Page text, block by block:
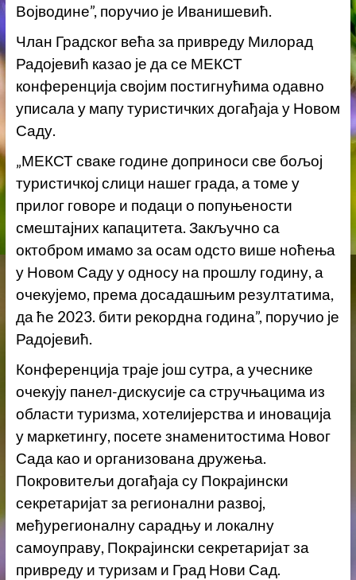
Војводине”, поручио је Иванишевић.
Члан Градског већа за привреду Милорад
Радојевић казао је да се МЕКСТ
конференција својим постигнућима одавно
уписала у мапу туристичких догађаја у Новом
Саду.
„МЕКСТ сваке године доприноси све бољој
туристичкој слици нашег града, а томе у
прилог говоре и подаци о попуњености
смештајних капацитета. Закључно са
октобром имамо за осам одсто више ноћења
у Новом Саду у односу на прошлу годину, а
очекујемо, према досадашњим резултатима,
да ће 2023. бити рекордна година”, поручио је
Радојевић.
Конференција траје још сутра, а учеснике
очекују панел-дискусије са стручњацима из
области туризма, хотелијерства и иновација
у маркетингу, посете знаменитостима Новог
Сада као и организована дружења.
Покровитељи догађаја су Покрајински
секретаријат за регионални развој,
међурегионалну сарадњу и локалну
самоуправу, Покрајински секретаријат за
привреду и туризам и Град Нови Сад.